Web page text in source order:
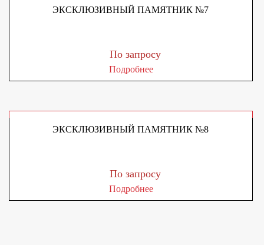
ЭКСКЛЮЗИВНЫЙ ПАМЯТНИК №7
По запросу
Подробнее
ЭКСКЛЮЗИВНЫЙ ПАМЯТНИК №8
По запросу
Подробнее